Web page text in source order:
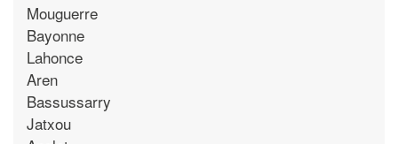
Mouguerre
Bayonne
Lahonce
Aren
Bassussarry
Jatxou